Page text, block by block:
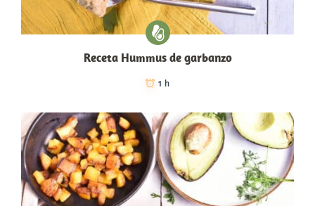
Receta Hummus de garbanzo
1 h